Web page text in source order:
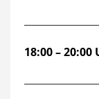
18:00 – 20:00